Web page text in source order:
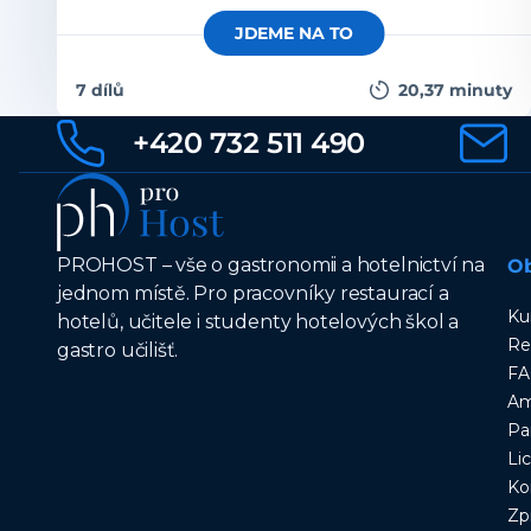
DIGESTIV. OVOCNÉ PÁLENKY mohou dobře
doprovázet mnoho různých pokrmů, především pak
těžší jídla. V každém případě jsou OVOCNÉ PÁLENKY
naším národním produktem, vlastně i národním
pokladem a měli bychom je mít zařazené na předních
místech v nabídce našich gastronomických podniků.
OVOCNÉ PÁLENKY udržujeme a servírujme
nachlazené a ideálně v elegantních sklenkách na
stopce.
JDEME NA TO
7 dílů 20,37 minuty
+420 732 511 490
PROHOST – vše o gastronomii a hotelnictví na
jednom místě. Pro pracovníky restaurací a
hotelů, učitele i studenty hotelových škol a
gastro učilišť.